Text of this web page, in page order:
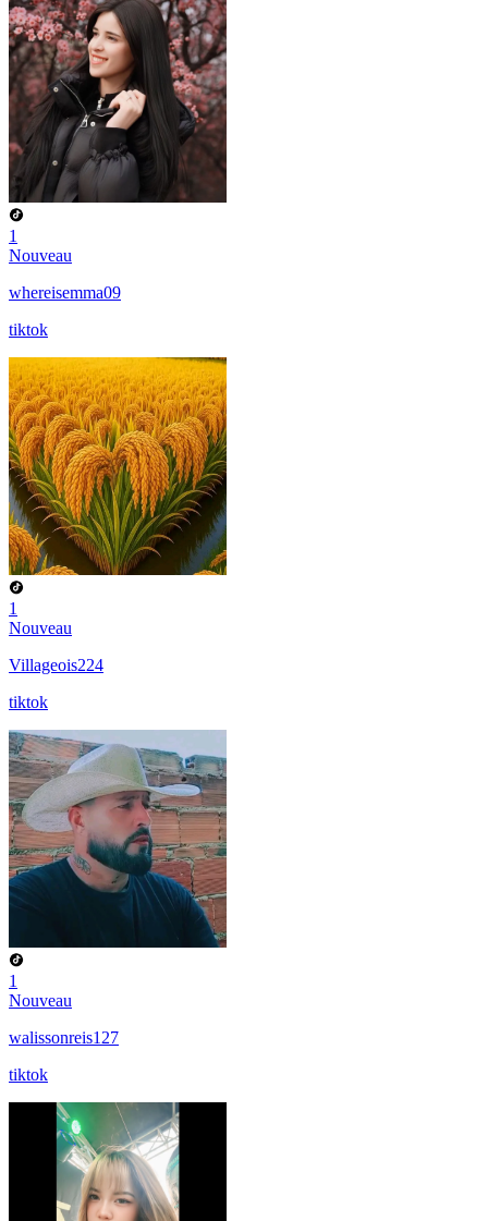
1
Nouveau
whereisemma09
tiktok
1
Nouveau
Villageois224
tiktok
1
Nouveau
walissonreis127
tiktok